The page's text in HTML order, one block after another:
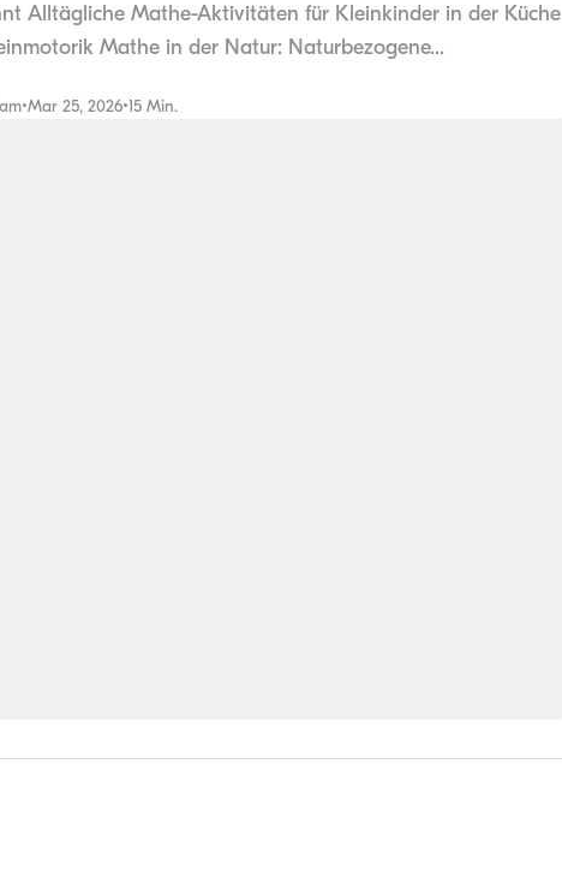
Alltägliche Mathe-Aktivitäten für Kleinkinder in der Küche
Mathe in der Natur: Naturbezogene...
•Mar 25, 2026•15 Min.